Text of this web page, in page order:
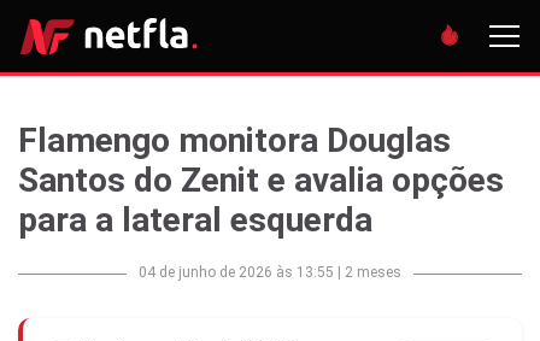
Flamengo monitora Douglas
Santos do Zenit e avalia opções
para a lateral esquerda
04 de junho de 2026 às 13:55 2 meses